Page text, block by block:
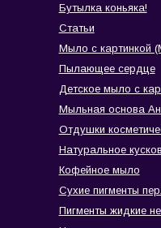
Бутылка коньяка!
Статьи
Мыло с картинкой
Пылающее сердце
Детское мыло с
Мыльная основа
Отдушки
Натуральное
Кофейное мыло
Сухие пигменты
Пигменты жидкие